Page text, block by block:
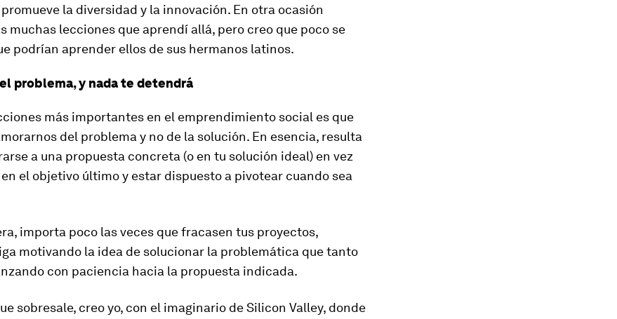
la diversidad y la innovación. En otra ocasión
muchas lecciones que aprendí allá, pero creo que poco se
podrían aprender ellos de sus hermanos latinos.
problema, y nada te detendrá
más importantes en el emprendimiento social es que
del problema y no de la solución. En esencia, resulta
a una propuesta concreta (o en tu solución ideal) en vez
el objetivo último y estar dispuesto a pivotear cuando sea
importa poco las veces que fracasen tus proyectos,
motivando la idea de solucionar la problemática que tanto
con paciencia hacia la propuesta indicada.
sobresale, creo yo, con el imaginario de Silicon Valley, donde